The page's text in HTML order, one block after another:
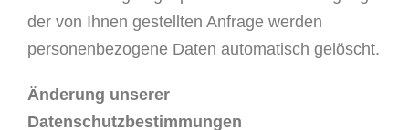
der von Ihnen gestellten Anfrage werden
personenbezogene Daten automatisch gelöscht.
Änderung unserer
Datenschutzbestimmungen